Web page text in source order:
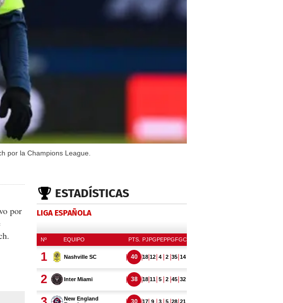
por la Champions League.
por
ESTADÍSTICAS
LIGA ESPAÑOLA